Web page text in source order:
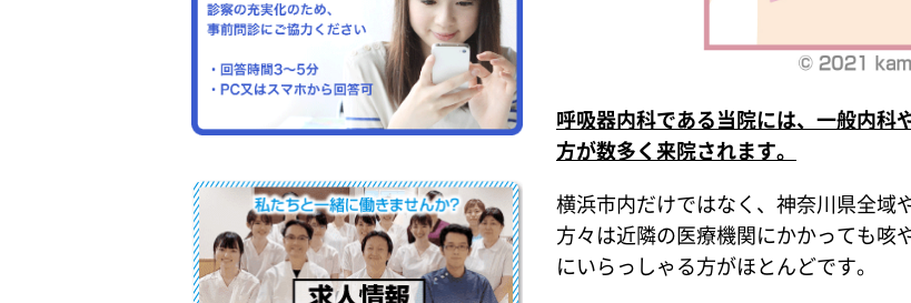
呼吸器内科である当院には、一般内科
方が数多く来院されます。
横浜市内だけではなく、神奈川県全域
方々は近隣の医療機関にかかっても咳
にいらっしゃる方がほとんどです。